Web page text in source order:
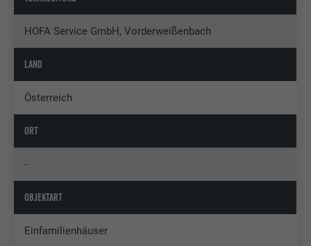
HOFA Service GmbH, Vorderweißenbach
LAND
Österreich
ORT
-
OBJEKTART
Einfamilienhäuser